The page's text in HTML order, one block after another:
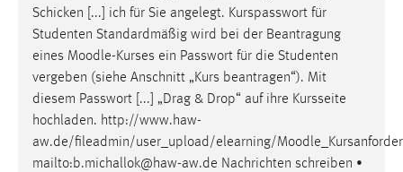
Schicken [...] ich für Sie angelegt. Kurspasswort für
Studenten Standardmäßig wird bei der Beantragung
eines Moodle-Kurses ein Passwort für die Studenten
vergeben (siehe Anschnitt „Kurs beantragen“). Mit
diesem Passwort [...] „Drag & Drop“ auf ihre Kursseite
hochladen. http://www.haw-
aw.de/fileadmin/user_upload/elearning/Moodle
mailto:b.michallok@haw-aw.de Nachrichten schreiben •
Sprachpräferenz
Name:
site-language-preference
Zweck:
Das Cookie speichert die gewählte Sprache der Website.